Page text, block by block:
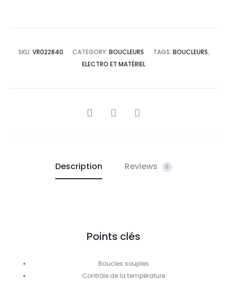
SKU: VR022840 CATEGORY: BOUCLEURS TAGS: BOUCLEURS,
ELECTRO ET MATÉRIEL
SHARE
Description Reviews 0
Points clés
Boucles souples
Contrôle de la température